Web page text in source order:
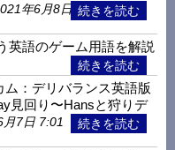
年6月8日
英語のゲーム用語を解説
ム：デリバランス英語版
見回り〜Hansと狩りデ
7日 7:01